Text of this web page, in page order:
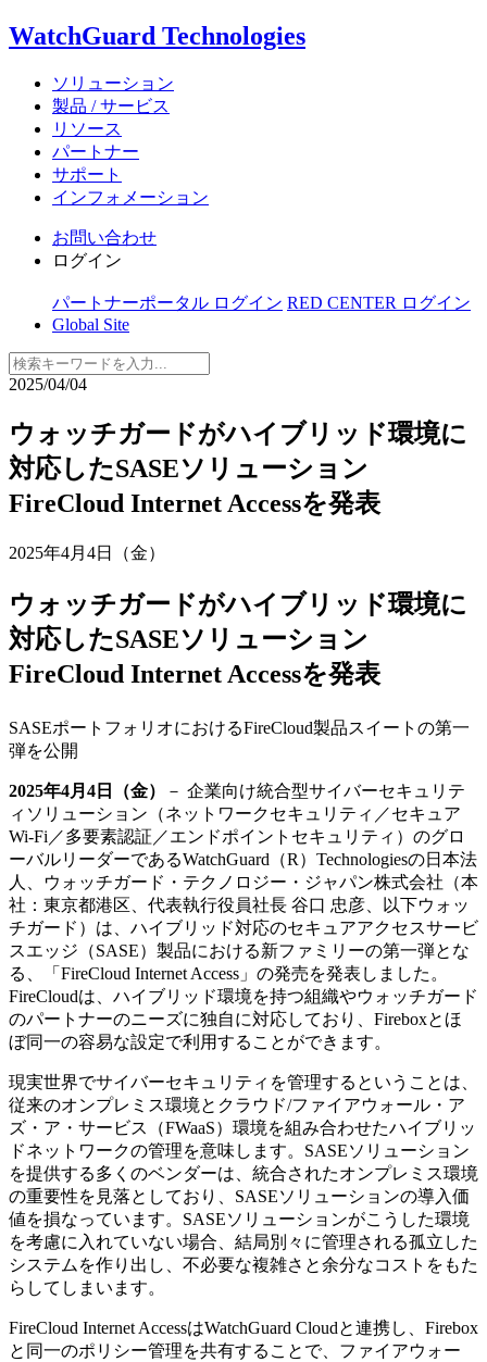
WatchGuard Technologies
ソリューション
製品 / サービス
リソース
パートナー
サポート
インフォメーション
お問い合わせ
ログイン
パートナーポータル ログイン RED CENTER ログイン
Global Site
2025/04/04
ウォッチガードがハイブリッド環境に
対応したSASEソリューション
FireCloud Internet Accessを発表
2025年4月4日（金）
ウォッチガードがハイブリッド環境に
対応したSASEソリューション
FireCloud Internet Accessを発表
SASEポートフォリオにおけるFireCloud製品スイートの第一
弾を公開
2025年4月4日（金）
－ 企業向け統合型サイバーセキュリテ
ィソリューション（ネットワークセキュリティ／セキュア
Wi-Fi／多要素認証／エンドポイントセキュリティ）のグロ
ーバルリーダーであるWatchGuard（R）Technologiesの日本法
人、ウォッチガード・テクノロジー・ジャパン株式会社（本
社：東京都港区、代表執行役員社長 谷口 忠彦、以下ウォッ
チガード）は、ハイブリッド対応のセキュアアクセスサービ
スエッジ（SASE）製品における新ファミリーの第一弾とな
る、「FireCloud Internet Access」の発売を発表しました。
FireCloudは、ハイブリッド環境を持つ組織やウォッチガード
のパートナーのニーズに独自に対応しており、Fireboxとほ
ぼ同一の容易な設定で利用することができます。
現実世界でサイバーセキュリティを管理するということは、
従来のオンプレミス環境とクラウド/ファイアウォール・ア
ズ・ア・サービス（FWaaS）環境を組み合わせたハイブリッ
ドネットワークの管理を意味します。SASEソリューション
を提供する多くのベンダーは、統合されたオンプレミス環境
の重要性を見落としており、SASEソリューションの導入価
値を損なっています。SASEソリューションがこうした環境
を考慮に入れていない場合、結局別々に管理される孤立した
システムを作り出し、不必要な複雑さと余分なコストをもた
らしてしまいます。
FireCloud Internet AccessはWatchGuard Cloudと連携し、Firebox
と同一のポリシー管理を共有することで、ファイアウォー